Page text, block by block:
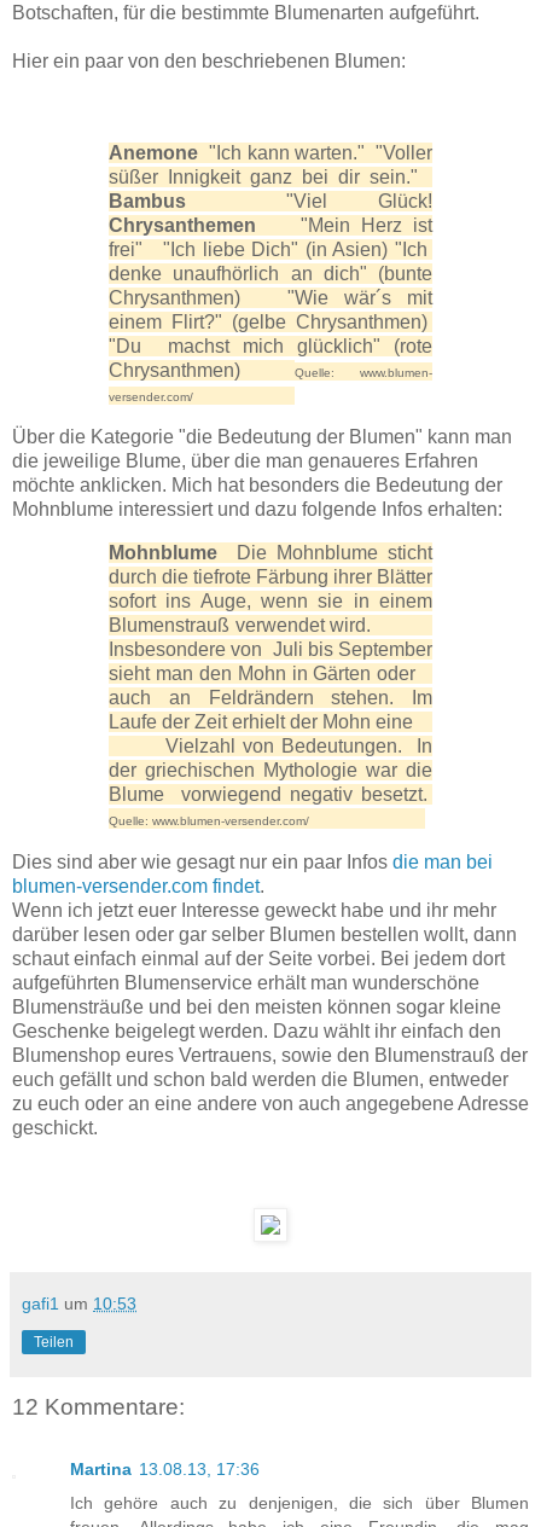
Botschaften, für die bestimmte Blumenarten aufgeführt.
Hier ein paar von den beschriebenen Blumen:
Anemone "Ich kann warten." "Voller
süßer Innigkeit ganz bei dir sein."
Bambus"Viel Glück!
Chrysanthemen "Mein Herz ist
frei" "Ich liebe Dich" (in Asien) "Ich
denke unaufhörlich an dich" (bunte
Chrysanthmen) "Wie wär´s mit
einem Flirt?" (gelbe Chrysanthmen)
"Du machst mich glücklich" (rote
Chrysanthmen)
Quelle: www.blumen-
versender.com/
Über die Kategorie "die Bedeutung der Blumen" kann man
die jeweilige Blume, über die man genaueres Erfahren
möchte anklicken. Mich hat besonders die Bedeutung der
Mohnblume interessiert und dazu folgende Infos erhalten:
Mohnblume Die Mohnblume sticht
durch die tiefrote Färbung ihrer Blätter
sofort ins Auge, wenn sie in einem
Blumenstrauß verwendet wird.
Insbesondere von Juli bis September
sieht man den Mohn in Gärten oder
auch an Feldrändern stehen. Im
Laufe der Zeit erhielt der Mohn eine
Vielzahl von Bedeutungen. In
der griechischen Mythologie war die
Blume vorwiegend negativ besetzt.
Quelle: www.blumen-versender.com/
Dies sind aber wie gesagt nur ein paar Infos die man bei
blumen-versender.com findet.
Wenn ich jetzt euer Interesse geweckt habe und ihr mehr
darüber lesen oder gar selber Blumen bestellen wollt, dann
schaut einfach einmal auf der Seite vorbei. Bei jedem dort
aufgeführten Blumenservice erhält man wunderschöne
Blumensträuße und bei den meisten können sogar kleine
Geschenke beigelegt werden. Dazu wählt ihr einfach den
Blumenshop eures Vertrauens, sowie den Blumenstrauß der
euch gefällt und schon bald werden die Blumen, entweder
zu euch oder an eine andere von auch angegebene Adresse
geschickt.
gafi1 um 10:53
Teilen
12 Kommentare:
Martina 13.08.13, 17:36
Ich gehöre auch zu denjenigen, die sich über Blumen